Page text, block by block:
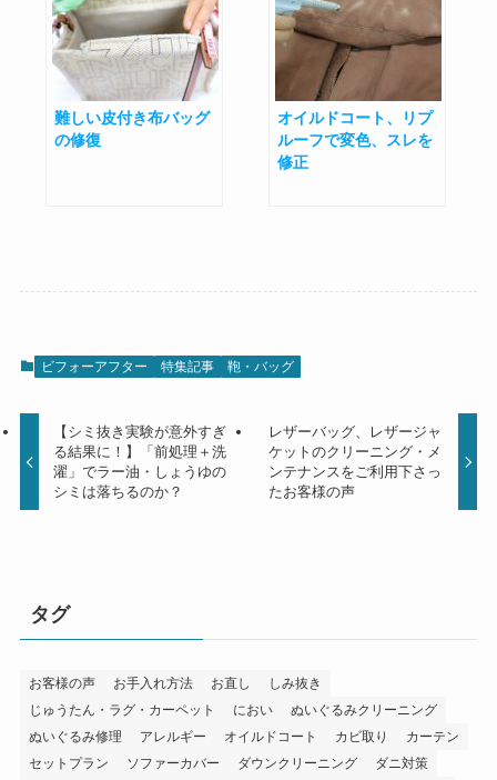
難しい皮付き布バッグ
の修復
オイルドコート、リプ
ルーフで変色、スレを
修正
ビフォーアフター 特集記事 鞄・バッグ
【シミ抜き実験が意外すぎ
る結果に！】「前処理＋洗
濯」でラー油・しょうゆの
シミは落ちるのか？
レザーバッグ、レザージャ
ケットのクリーニング・メ
ンテナンスをご利用下さっ
たお客様の声
タグ
お客様の声 お手入れ方法 お直し
しみ抜き
じゅうたん・ラグ・カーペット
におい
ぬいぐるみクリーニング
ぬいぐるみ修理
アレルギー オイルドコート カビ取り
カーテン
セットプラン
ソファーカバー ダウンクリーニング
ダニ対策